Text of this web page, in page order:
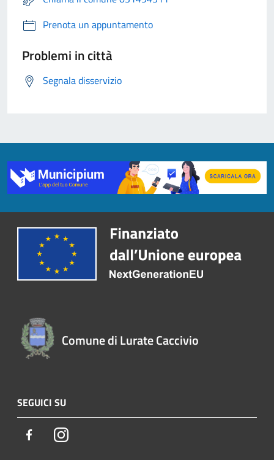
Prenota un appuntamento
Problemi in città
Segnala disservizio
Comune di Lurate Caccivio
SEGUICI SU
FacebookInstagram